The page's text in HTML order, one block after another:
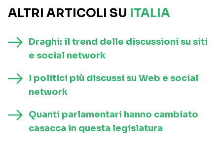
ALTRI ARTICOLI SU ITALIA
Draghi: il trend delle discussioni su siti
e social network
I politici più discussi su Web e social
network
Quanti parlamentari hanno cambiato
casacca in questa legislatura